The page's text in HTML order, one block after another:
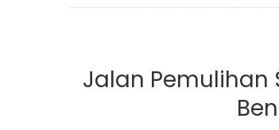
Jalan Pemulihan